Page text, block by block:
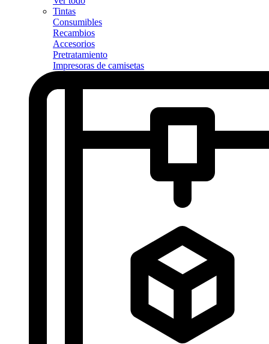
Tintas
Consumibles
Recambios
Accesorios
Pretratamiento
Impresoras de camisetas